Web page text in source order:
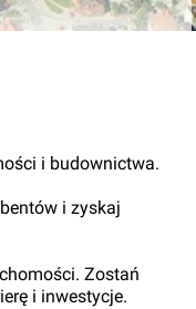
i budownictwa.
i zyskaj
Zostań
i inwestycje.